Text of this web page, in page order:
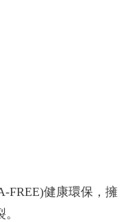
FREE)健康環保，擁